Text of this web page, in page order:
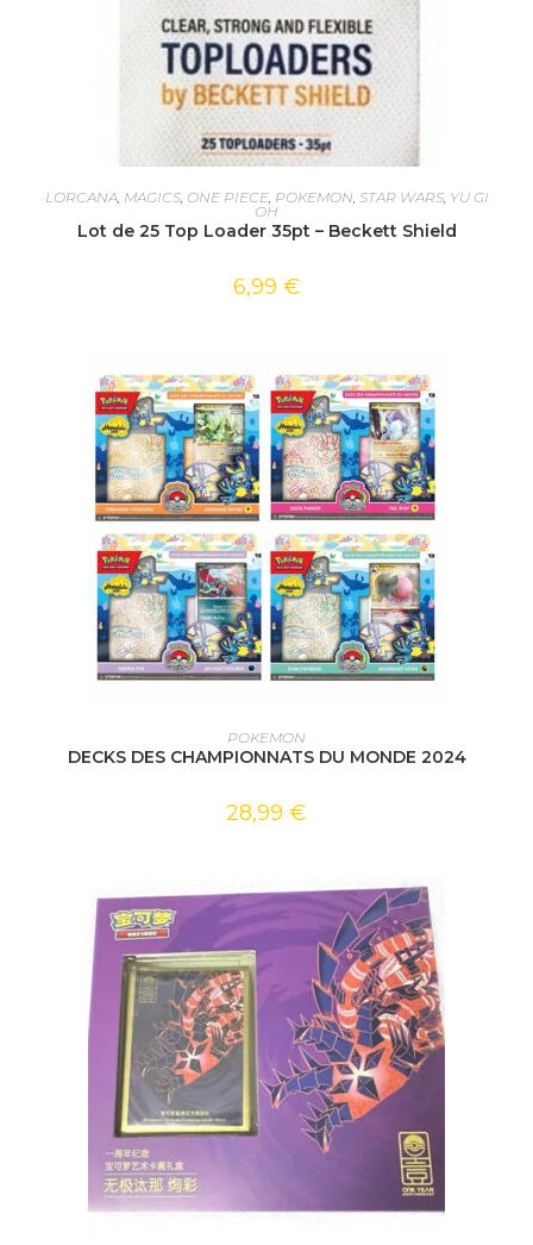
AJOUTER AU PANIER
LORCANA, MAGICS, ONE PIECE, POKEMON, STAR WARS, YU GI
OH
Lot de 25 Top Loader 35pt – Beckett Shield
6,99 €
CHOIX DES OPTIONS
POKEMON
DECKS DES CHAMPIONNATS DU MONDE 2024
28,99 €